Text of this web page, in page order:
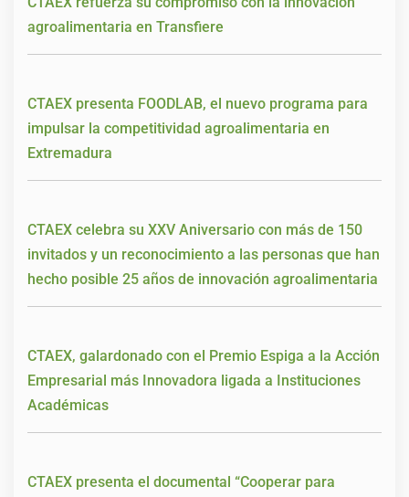
agroalimentaria en Transfiere
CTAEX presenta FOODLAB, el nuevo programa para
impulsar la competitividad agroalimentaria en
Extremadura
CTAEX celebra su XXV Aniversario con más de 150
invitados y un reconocimiento a las personas que han
hecho posible 25 años de innovación agroalimentaria
CTAEX, galardonado con el Premio Espiga a la Acción
Empresarial más Innovadora ligada a Instituciones
Académicas
CTAEX presenta el documental “Cooperar para